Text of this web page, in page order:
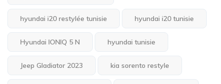
hyundai i20 restylée tunisie hyundai i20 tunisie
Hyundai IONIQ 5 N hyundai tunisie
Jeep Gladiator 2023 kia sorento restyle